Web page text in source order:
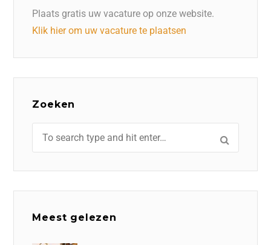
Plaats gratis uw vacature op onze website.
Klik hier om uw vacature te plaatsen
Zoeken
Meest gelezen